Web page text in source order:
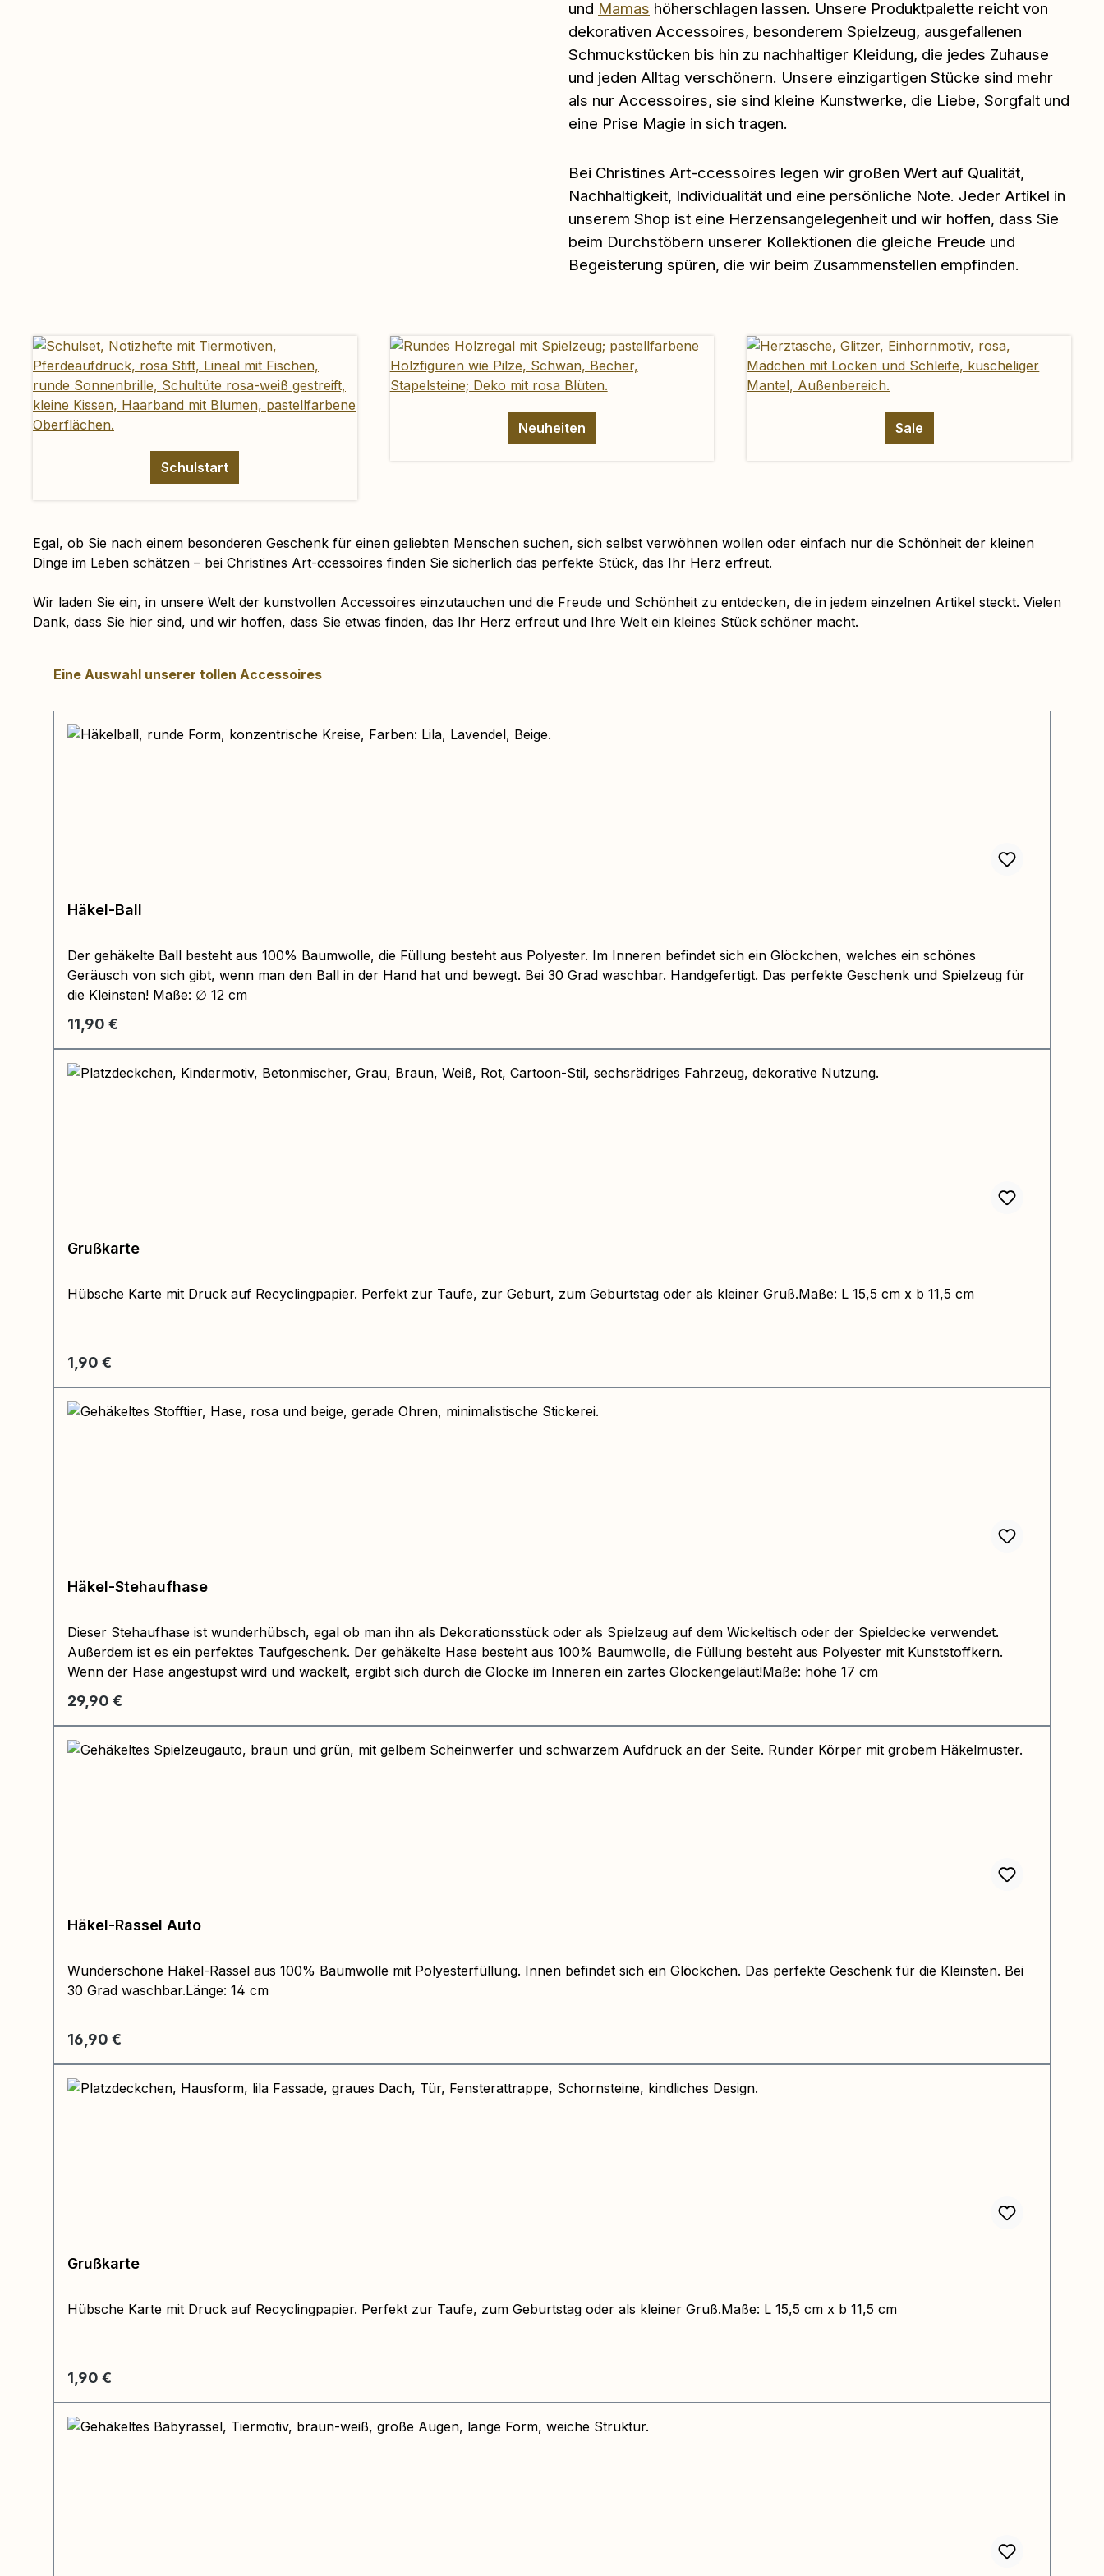
und Mamas höherschlagen lassen. Unsere Produktpalette reicht von
dekorativen Accessoires, besonderem Spielzeug, ausgefallenen
Schmuckstücken bis hin zu nachhaltiger Kleidung, die jedes Zuhause
und jeden Alltag verschönern. Unsere einzigartigen Stücke sind mehr
als nur Accessoires, sie sind kleine Kunstwerke, die Liebe, Sorgfalt und
eine Prise Magie in sich tragen.
Bei Christines Art-ccessoires legen wir großen Wert auf Qualität,
Nachhaltigkeit, Individualität und eine persönliche Note. Jeder Artikel in
unserem Shop ist eine Herzensangelegenheit und wir hoffen, dass Sie
beim Durchstöbern unserer Kollektionen die gleiche Freude und
Begeisterung spüren, die wir beim Zusammenstellen empfinden.
Schulstart
Neuheiten Sale
Egal, ob Sie nach einem besonderen Geschenk für einen geliebten Menschen suchen, sich selbst verwöhnen wollen oder einfach nur die Schönheit der kleinen
Dinge im Leben schätzen – bei Christines Art-ccessoires finden Sie sicherlich das perfekte Stück, das Ihr Herz erfreut.
Wir laden Sie ein, in unsere Welt der kunstvollen Accessoires einzutauchen und die Freude und Schönheit zu entdecken, die in jedem einzelnen Artikel steckt. Vielen
Dank, dass Sie hier sind, und wir hoffen, dass Sie etwas finden, das Ihr Herz erfreut und Ihre Welt ein kleines Stück schöner macht.
Produktgalerie überspringen
Eine Auswahl unserer tollen Accessoires
Häkel-Ball
Der gehäkelte Ball besteht aus 100% Baumwolle, die Füllung besteht aus Polyester. Im Inneren befindet sich ein Glöckchen, welches ein schönes
Geräusch von sich gibt, wenn man den Ball in der Hand hat und bewegt. Bei 30 Grad waschbar. Handgefertigt. Das perfekte Geschenk und Spielzeug für
die Kleinsten! Maße: ∅ 12 cm
Regulärer Preis:
11,90 €
Grußkarte
Hübsche Karte mit Druck auf Recyclingpapier. Perfekt zur Taufe, zur Geburt, zum Geburtstag oder als kleiner Gruß.Maße: L 15,5 cm x b 11,5 cm
Regulärer Preis:
1,90 €
Häkel-Stehaufhase
Dieser Stehaufhase ist wunderhübsch, egal ob man ihn als Dekorationsstück oder als Spielzeug auf dem Wickeltisch oder der Spieldecke verwendet.
Außerdem ist es ein perfektes Taufgeschenk. Der gehäkelte Hase besteht aus 100% Baumwolle, die Füllung besteht aus Polyester mit Kunststoffkern.
Wenn der Hase angestupst wird und wackelt, ergibt sich durch die Glocke im Inneren ein zartes Glockengeläut!Maße: höhe 17 cm
Regulärer Preis:
29,90 €
Häkel-Rassel Auto
Wunderschöne Häkel-Rassel aus 100% Baumwolle mit Polyesterfüllung. Innen befindet sich ein Glöckchen. Das perfekte Geschenk für die Kleinsten. Bei
30 Grad waschbar.Länge: 14 cm
Regulärer Preis:
16,90 €
Grußkarte
Hübsche Karte mit Druck auf Recyclingpapier. Perfekt zur Taufe, zum Geburtstag oder als kleiner Gruß.Maße: L 15,5 cm x b 11,5 cm
Regulärer Preis:
1,90 €